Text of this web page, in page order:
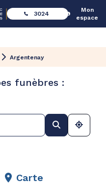
3024
Mon
espace
Argentenay
funèbres :
Carte